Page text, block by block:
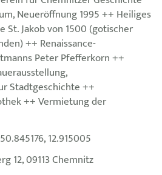
Neueröffnung 1995 ++ Heiliges
St. Jakob von 1500 (gotischer
++ Renaissance-
Peter Pfefferkorn ++
Stadtgeschichte ++
++ Vermietung der
12.915005
12, 09113 Chemnitz